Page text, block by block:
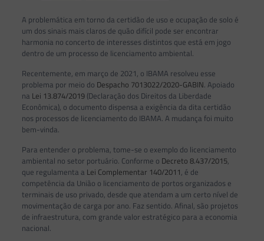
A problemática em torno da certidão de uso e ocupação de solo é
um dos sinais mais claros de quão difícil pode ser encontrar
harmonia no concerto de interesses distintos que está em jogo
dentro de um processo de licenciamento ambiental.
Recentemente, em março de 2021, o IBAMA resolveu esse
problema por meio do Despacho 7013022/2020-GABIN. Apoiado
na Lei 13.874/2019 (Declaração dos Direitos da Liberdade
Econômica), o documento dispensa a exigência da dita certidão
nos processos de licenciamento do IBAMA. A mudança foi muito
bem-vinda.
Para entender o problema, tome-se o exemplo do licenciamento
ambiental no setor portuário. Conforme o Decreto 8.437/2015,
que regulamenta a Lei Complementar 140/2011, é de
competência da União o licenciamento de portos organizados e
terminais de uso privado, desde que atendam a um certo nível de
movimentação de carga por ano. Faz sentido. Afinal, são projetos
de infraestrutura, com grande valor estratégico para a economia
nacional.